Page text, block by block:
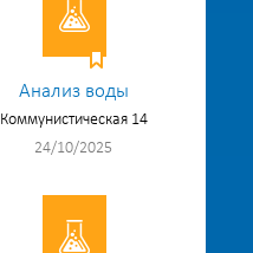
Анализ воды
Коммунистическая 14
24/10/2025